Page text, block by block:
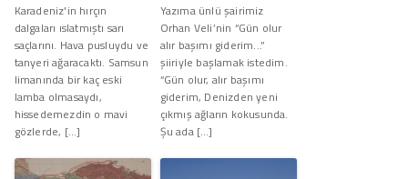
Karadeniz'in hırçın
dalgaları ıslatmıştı sarı
saçlarını. Hava pusluydu ve
tanyeri ağaracaktı. Samsun
limanında bir kaç eski
lamba olmasaydı,
hissedemezdin o mavi
gözlerde, […]
Yazıma ünlü şairimiz
Orhan Veli’nin “Gün olur
alır başımı giderim...”
şiiriyle başlamak istedim.
“Gün olur, alır başımı
giderim, Denizden yeni
çıkmış ağların kokusunda.
Şu ada […]